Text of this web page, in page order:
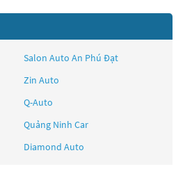
Salon Auto An Phú Đạt
Zin Auto
Q-Auto
Quảng Ninh Car
Diamond Auto